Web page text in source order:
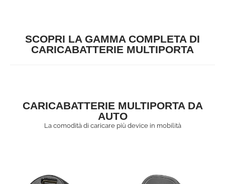
SCOPRI LA GAMMA COMPLETA DI
CARICABATTERIE MULTIPORTA
CARICABATTERIE MULTIPORTA DA
AUTO
La comodità di caricare più device in mobilità